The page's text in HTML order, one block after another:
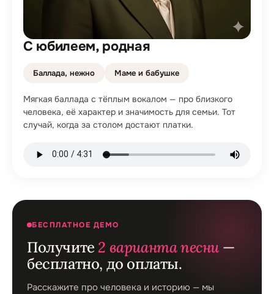
С юбилеем, родная
Баллада, нежно Маме и бабушке
Мягкая баллада с тёплым вокалом — про близкого
человека, её характер и значимость для семьи. Тот
случай, когда за столом достают платки.
БЕСПЛАТНОЕ ДЕМО
Получите2 варианта песни —
бесплатно, до оплаты.
Расскажите про человека и историю — мы